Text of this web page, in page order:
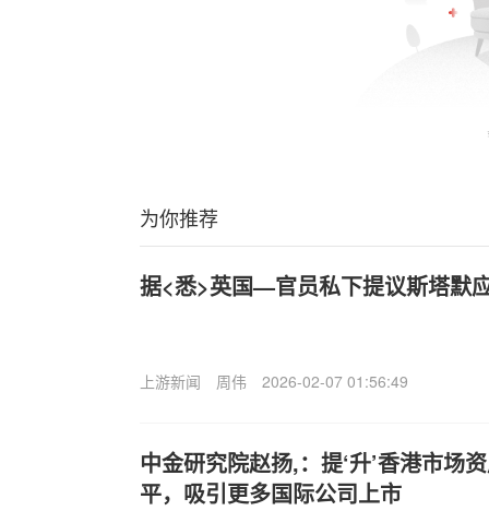
为你推荐
据<悉>英国—官员私下提议斯塔默
上游新闻 周伟 2026-02-07 01:56:49
中金研究院赵扬,：提‘升’香港市场
平，吸引更多国际公司上市